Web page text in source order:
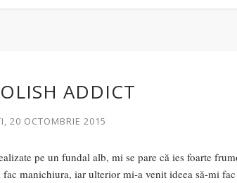
ADDICT
20 OCTOMBRIE 2015
pe un fundal alb, mi se pare că ies foarte
manichiura, iar ulterior mi-a venit ideea să-mi